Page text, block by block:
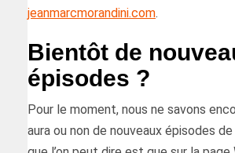
jeanmarcmorandini.com.
Bientôt de
épisodes ?
Pour le moment, nous ne savons
aura ou non de nouveaux épisodes